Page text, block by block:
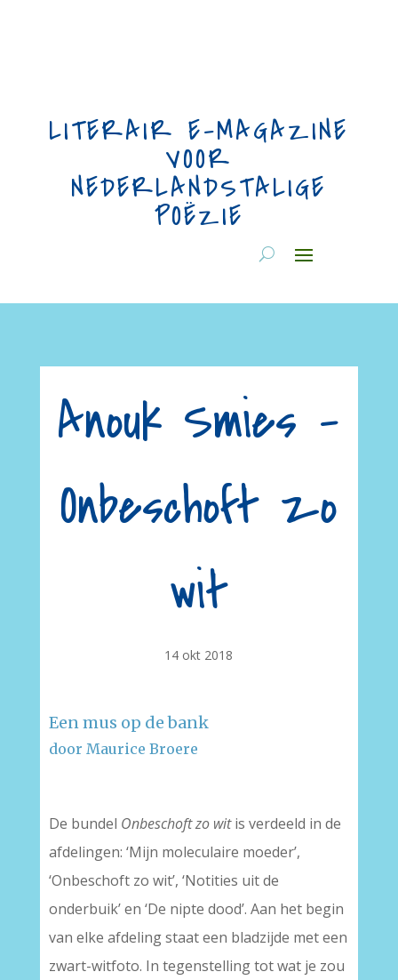
LITERAIR E-MAGAZINE
VOOR
NEDERLANDSTALIGE
POËZIE
Anouk Smies –
Onbeschoft zo
wit
14 okt 2018
Een mus op de bank
door Maurice Broere
De bundel Onbeschoft zo witis verdeeld in de
afdelingen: ‘Mijn moleculaire moeder’,
‘Onbeschoft zo wit’, ‘Notities uit de
onderbuik’ en ‘De nipte dood’. Aan het begin
van elke afdeling staat een bladzijde met een
zwart-witfoto. In tegenstelling tot wat je zou